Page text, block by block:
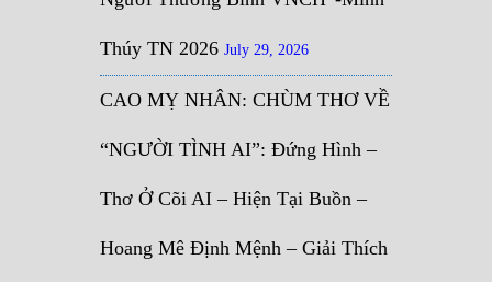
Thúy TN 2026 July 29, 2026
CAO MỴ NHÂN: CHÙM THƠ VỀ
“NGƯỜI TÌNH AI”: Đứng Hình –
Thơ Ở Cõi AI – Hiện Tại Buồn –
Hoang Mê Định Mệnh – Giải Thích